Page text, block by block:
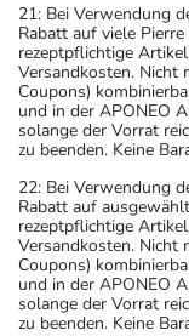
21: Bei Verwendung
Rabatt auf viele
rezeptpflichtige
Versandkosten. Nicht
Coupons)
und in der APONEO
solange der Vorrat
zu beenden. Keine
22: Bei Verwendung
Rabatt auf
rezeptpflichtige
Versandkosten. Nicht
Coupons)
und in der APONEO
solange der Vorrat
zu beenden. Keine